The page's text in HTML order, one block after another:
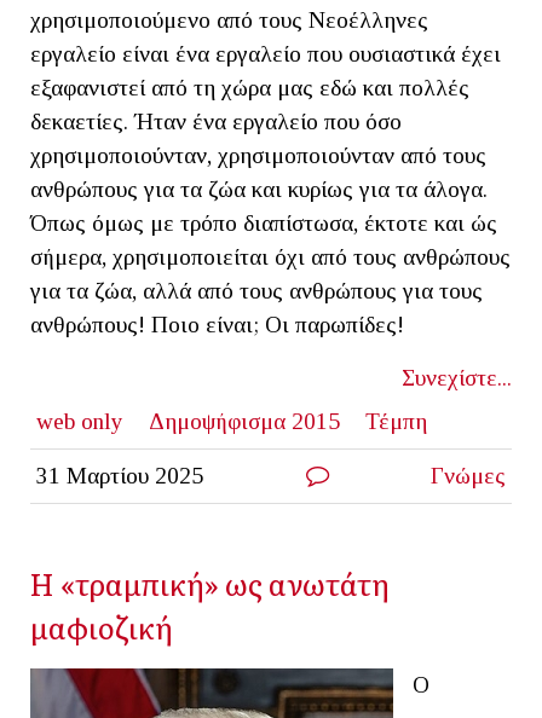
χρησιμοποιούμενο από τους Νεοέλληνες
εργαλείο είναι ένα εργαλείο που ουσιαστικά έχει
εξαφανιστεί από τη χώρα μας εδώ και πολλές
δεκαετίες. Ήταν ένα εργαλείο που όσο
χρησιμοποιούνταν, χρησιμοποιούνταν από τους
ανθρώπους για τα ζώα και κυρίως για τα άλογα.
Όπως όμως με τρόπο διαπίστωσα, έκτοτε και ώς
σήμερα, χρησιμοποιείται όχι από τους ανθρώπους
για τα ζώα, αλλά από τους ανθρώπους για τους
ανθρώπους! Ποιο είναι; Οι παρωπίδες!
Συνεχίστε...
web only
Δημοψήφισμα 2015 Τέμπη
31 Μαρτίου 2025 Γνώμες
Η «τραμπική» ως ανωτάτη
μαφιοζική
Ο